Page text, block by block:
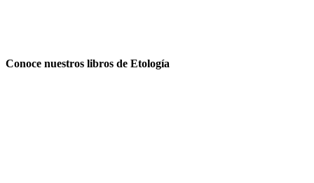
Conoce nuestros libros de Etología